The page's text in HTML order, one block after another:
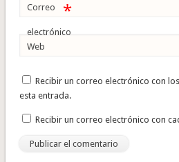
Correo
electrónico
*
Web
Recibir un correo electrónico con
esta entrada.
Recibir un correo electrónico con